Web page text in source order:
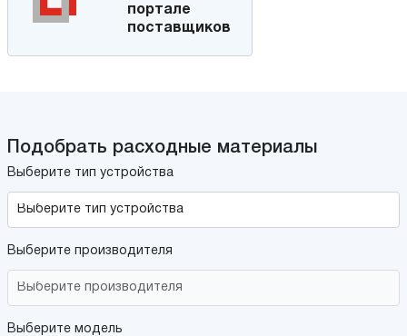
портале
поставщиков
Подобрать расходные материалы
Выберите тип устройства
Выберите производителя
Выберите модель